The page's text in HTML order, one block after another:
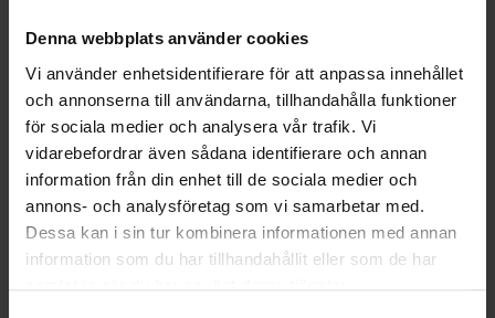
Denna webbplats använder cookies
Vi använder enhetsidentifierare för att anpassa innehållet
och annonserna till användarna, tillhandahålla funktioner
för sociala medier och analysera vår trafik. Vi
vidarebefordrar även sådana identifierare och annan
information från din enhet till de sociala medier och
annons- och analysföretag som vi samarbetar med.
Dessa kan i sin tur kombinera informationen med annan
information som du har tillhandahållit eller som de har
samlat in när du har använt deras tjänster.
Darts
Darts Gummipärlor 12 mm
39 kr
Mieko Predator
Mieko Predator Spinner Tail
RNR 390g - Norrsken (Glow)
229 kr